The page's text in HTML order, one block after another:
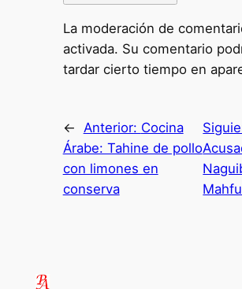
La moderación de
activada. Su comentario
tardar cierto tiempo en
← Anterior: Cocina
Árabe: Tahine de pollo
con limones en
conserva